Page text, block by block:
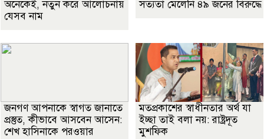
অনেকেই, নতুন করে আলোচনায়
যেসব নাম
সত্যতা মেলেনি ৪৯ জনের বিরুদ্ধে
জনগণ আপনাকে স্বাগত জানাতে
প্রস্তুত, কীভাবে আসবেন আসেন:
শেখ হাসিনাকে পরওয়ার
মতপ্রকাশের স্বাধীনতার অর্থ যা
ইচ্ছা তাই বলা নয়: রাষ্ট্রদূত
মুশফিক